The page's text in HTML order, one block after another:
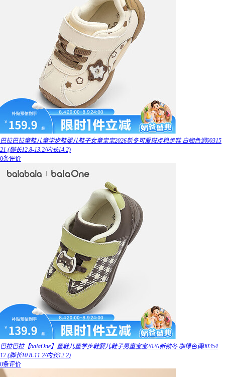
巴拉巴拉童鞋儿童学步鞋婴儿鞋子女童宝宝2026新冬可爱斑点稳步鞋 白咖色调00315
21 (脚长12.8-13.2/内长14.2)
0条评价
巴拉巴拉【balaOne】童鞋儿童学步鞋婴儿鞋子男童宝宝2026新款冬 咖绿色调00354
17 (脚长10.8-11.2/内长12.2)
0条评价